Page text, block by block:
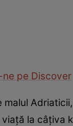
pe Discover
la câțiva